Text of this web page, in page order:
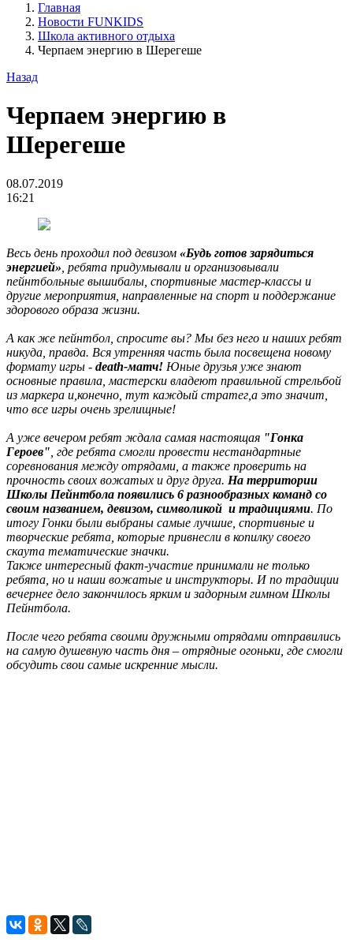
Главная
Новости FUNKIDS
Школа активного отдыха
Черпаем энергию в Шерегеше
Назад
Черпаем энергию в
Шерегеше
08.07.2019
16:21
Весь день проходил под девизом «Будь готов зарядиться
энергией» , ребята придумывали и организовывали
пейнтбольные вышибалы, спортивные мастер-классы и
другие мероприятия, направленные на спорт и поддержание
здорового образа жизни.
А как же пейнтбол, спросите вы? Мы без него и наших ребят
никуда, правда. Вся утренняя часть была посвещена новому
формату игры - death-матч! Юные друзья уже знают
основные правила, мастерски владеют правильной стрельбой
из маркера и,конечно, тут каждый стратег,а это значит,
что все игры очень зрелищные!
А уже вечером ребят ждала самая настоящая "Гонка
Героев" , где ребята смогли провести нестандартные
соревнования между отрядами, а также проверить на
прочность своих вожатых и друг друга. На территории
Школы Пейнтбола появились 6 разнообразных команд со
своим названием, девизом, символикой и традициями. По
итогу Гонки были выбраны самые лучшие, спортивные и
творческие ребята, которые привнесли в копилку своего
скаута тематические значки.
Также интересный факт-участие принимали не только
ребята, но и наши вожатые и инструкторы. И по традиции
вечернее дело закончилось ярким и задорным гимном Школы
Пейнтбола.
После чего ребята своими дружными отрядами отправились
на самую душевную часть дня – отрядные огоньки, где смогли
обсудить свои самые искренние мысли.